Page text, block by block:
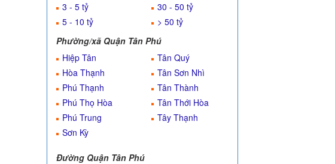
3 - 5 tỷ
5 - 10 tỷ
30 - 50 tỷ
> 50 tỷ
Phường/xã Quận Tân Phú
Hiệp Tân
Hòa Thạnh
Phú Thạnh
Phú Thọ Hòa
Phú Trung
Sơn Kỳ
Tân Quý
Tân Sơn Nhì
Tân Thành
Tân Thới Hòa
Tây Thạnh
Đường Quận Tân Phú